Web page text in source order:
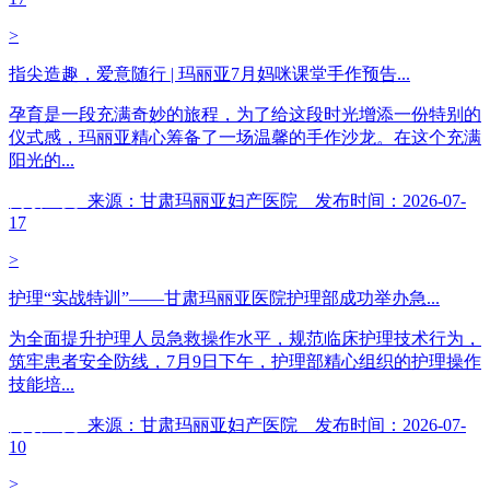
>
指尖造趣，爱意随行 | 玛丽亚7月妈咪课堂手作预告...
孕育是一段充满奇妙的旅程，为了给这段时光增添一份特别的
仪式感，玛丽亚精心筹备了一场温馨的手作沙龙。在这个充满
阳光的...
来源：甘肃玛丽亚妇产医院 发布时间：2026-07-
17
>
护理“实战特训”——甘肃玛丽亚医院护理部成功举办急...
为全面提升护理人员急救操作水平，规范临床护理技术行为，
筑牢患者安全防线，7月9日下午，护理部精心组织的护理操作
技能培...
来源：甘肃玛丽亚妇产医院 发布时间：2026-07-
10
>